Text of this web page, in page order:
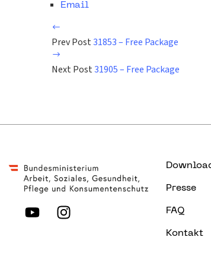
Email
Prev Post31853 – Free Package
Next Post31905 – Free Package
Presse
FAQ
Kontakt